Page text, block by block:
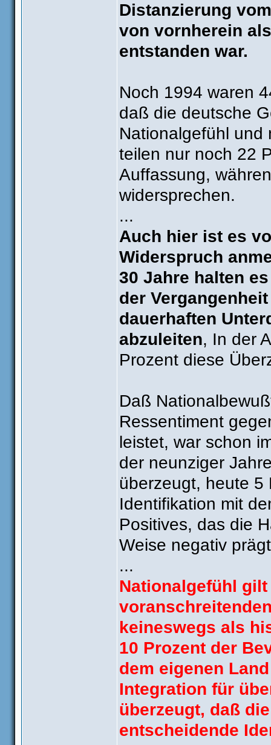
Distanzierung
von vornherein
entstanden war.
Noch 1994 waren
daß die deutsche
Nationalgefühl und
teilen nur noch 22
Auffassung,
widersprechen.
...
Auch hier ist es
Widerspruch
30 Jahre halten
der
dauerhaften
abzuleiten, In der
Prozent diese
Daß
Ressentiment
leistet, war schon
der neunziger
überzeugt, heute 5
Identifikation mit
Positives, das die
Weise negativ
...
Nationalgefühl
keineswegs als
10 Prozent der
dem eigenen
Integration für
überzeugt, daß
entscheidende